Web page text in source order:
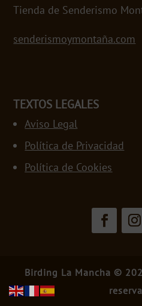
Tienda de Senderismo
senderismoymontaña.com
TEXTOS LEGALES
Aviso Legal
Política de Privacidad
Política de Cookies
Birding La Mancha ©